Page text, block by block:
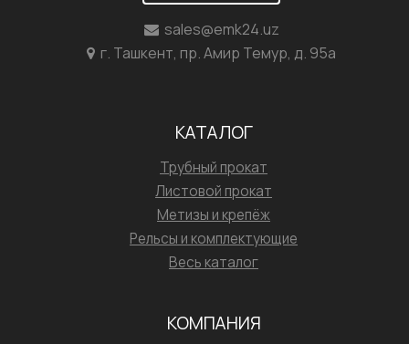
sales@emk24.uz
г. Ташкент, пр. Амир Темур, д. 95а
КАТАЛОГ
Трубный прокат
Листовой прокат
Метизы и крепёж
Рельсы и комплектующие
Весь каталог
КОМПАНИЯ